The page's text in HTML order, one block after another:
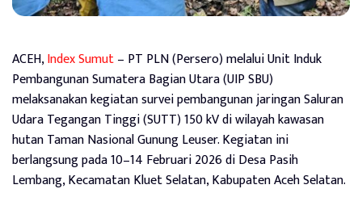
ACEH,Index Sumut– PT PLN (Persero) melalui Unit Induk
Pembangunan Sumatera Bagian Utara (UIP SBU)
melaksanakan kegiatan survei pembangunan jaringan Saluran
Udara Tegangan Tinggi (SUTT) 150 kV di wilayah kawasan
hutan Taman Nasional Gunung Leuser. Kegiatan ini
berlangsung pada 10–14 Februari 2026 di Desa Pasih
Lembang, Kecamatan Kluet Selatan, Kabupaten Aceh Selatan.